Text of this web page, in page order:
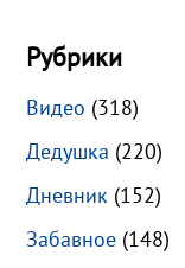
Рубрики
Видео (318)
Дедушка (220)
Дневник (152)
Забавное (148)